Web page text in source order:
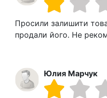
Просили залишити
продали його. Не
Юлия Марчук